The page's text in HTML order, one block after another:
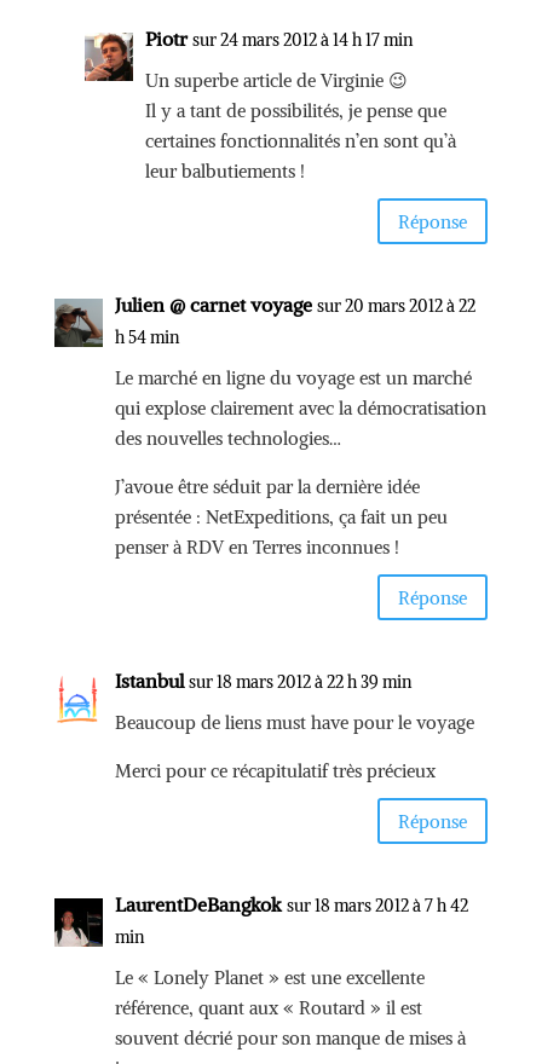
Piotr sur 24 mars 2012 à 14 h 17 min
Un superbe article de Virginie 😉
Il y a tant de possibilités, je pense que
certaines fonctionnalités n’en sont qu’à
leur balbutiements !
Réponse
Julien @ carnet voyage sur 20 mars 2012 à 22
h 54 min
Le marché en ligne du voyage est un marché
qui explose clairement avec la démocratisation
des nouvelles technologies…
J’avoue être séduit par la dernière idée
présentée : NetExpeditions, ça fait un peu
penser à RDV en Terres inconnues !
Réponse
Istanbul sur 18 mars 2012 à 22 h 39 min
Beaucoup de liens must have pour le voyage
Merci pour ce récapitulatif très précieux
Réponse
LaurentDeBangkok sur 18 mars 2012 à 7 h 42
min
Le « Lonely Planet » est une excellente
référence, quant aux « Routard » il est
souvent décrié pour son manque de mises à